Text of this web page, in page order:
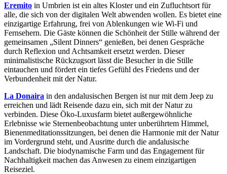
Eremito in Umbrien ist ein altes Kloster und ein Zufluchtsort für
alle, die sich von der digitalen Welt abwenden wollen. Es bietet eine
einzigartige Erfahrung, frei von Ablenkungen wie Wi-Fi und
Fernsehern. Die Gäste können die Schönheit der Stille während der
gemeinsamen „Silent Dinners“ genießen, bei denen Gespräche
durch Reflexion und Achtsamkeit ersetzt werden. Dieser
minimalistische Rückzugsort lässt die Besucher in die Stille
eintauchen und fördert ein tiefes Gefühl des Friedens und der
Verbundenheit mit der Natur.
La Donaira in den andalusischen Bergen ist nur mit dem Jeep zu
erreichen und lädt Reisende dazu ein, sich mit der Natur zu
verbinden. Diese Öko-Luxusfarm bietet außergewöhnliche
Erlebnisse wie Sternenbeobachtung unter unberührtem Himmel,
Bienenmeditationssitzungen, bei denen die Harmonie mit der Natur
im Vordergrund steht, und Ausritte durch die andalusische
Landschaft. Die biodynamische Farm und das Engagement für
Nachhaltigkeit machen das Anwesen zu einem einzigartigen
Reiseziel.